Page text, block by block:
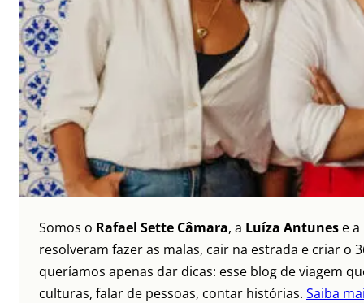
Somos o Rafael Sette Câmara, a Luíza Antunes e a
resolveram fazer as malas, cair na estrada e criar o
queríamos apenas dar dicas: esse blog de viagem
culturas, falar de pessoas, contar histórias. Saiba